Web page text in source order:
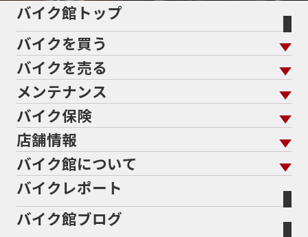
バイク館トップ
バイクを買う
バイクを買う トップ
バイクを探す
メーカーから探す
色から探す
スタイルから探す
排気量から探す
走行距離から探す
中古車から探す
バイクを売る
バイクを売る トップ
バイク館買取の強み
バイクを高く売るコツ
バイク買取の流れ
全国展開の強み
よくあるご質問
バイク買取強化車両
メンテナンス
メンテナンス トップ
バイク点検
バイク車検
Bikeep
プロテクションフィルム
バイク保険
バイク保険 トップ
自賠責保険
任意保険
バイク保険無料見積り（現在未加入の方）
店舗情報
店舗情報 トップ
北海道
宮城
バイク館について
バイク館について トップ
バイク館が選ばれる理由
バイクレポート
バイク館ブログ